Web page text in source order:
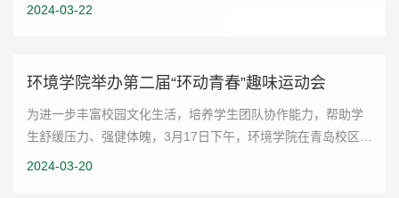
2024-03-22
环境学院举办第二届“环动青春”趣味运动会
为进一步丰富校园文化生活，培养学生团队协作能力，帮助学
生舒缓压力、强健体魄，3月17日下午，环境学院在青岛校区田
径场举办了第二届“环动青春”趣味运动会。活动共吸引了16支
2024-03-20